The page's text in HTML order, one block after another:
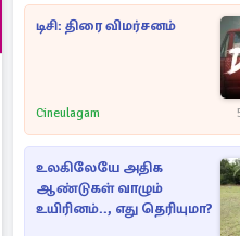
டிசி: திரை விமர்சனம்
Cineulagam
உலகிலேயே அதிக
ஆண்டுகள் வாழும்
உயிரினம்.., எது தெரியுமா?